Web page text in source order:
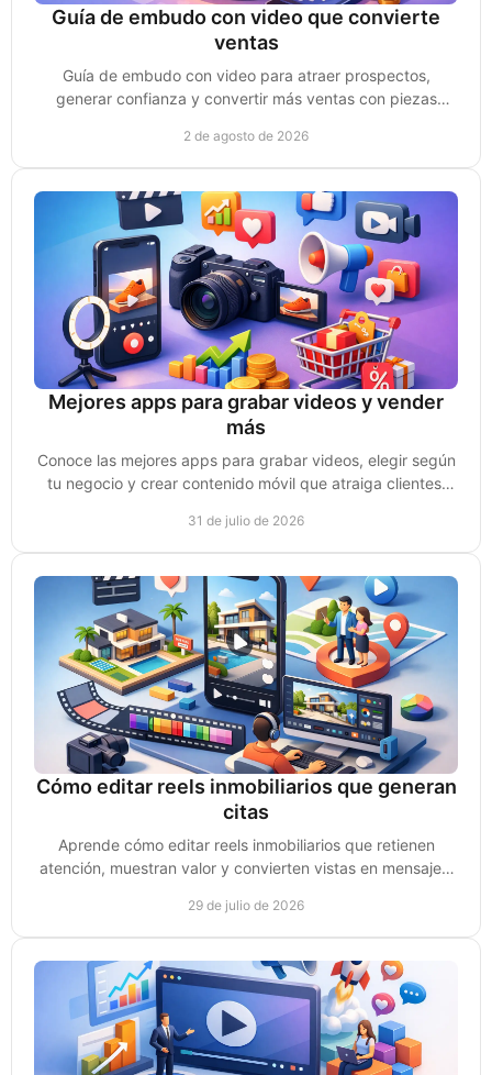
Guía de embudo con video que convierte
ventas
Guía de embudo con video para atraer prospectos,
generar confianza y convertir más ventas con piezas
2 de agosto de 2026
Mejores apps para grabar videos y vender
más
Conoce las mejores apps para grabar videos, elegir según
tu negocio y crear contenido móvil que atraiga clientes,
31 de julio de 2026
Cómo editar reels inmobiliarios que generan
citas
Aprende cómo editar reels inmobiliarios que retienen
atención, muestran valor y convierten vistas en mensajes,
29 de julio de 2026